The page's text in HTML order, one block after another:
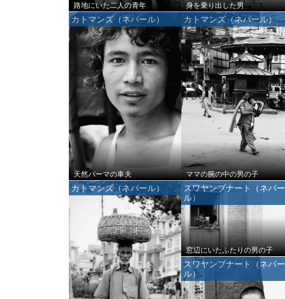
路地にいた二人の青年 身を乗り出した男
カトマンズ（ネパール）
天然パーマの車夫
カトマンズ（ネパール）
ママの腕の中の男の子
カトマンズ（ネパール）
スワヤンブナート（ネパー
ル）
窓辺にいたふたりの男の子
スワヤンブナート（ネパー
ル）